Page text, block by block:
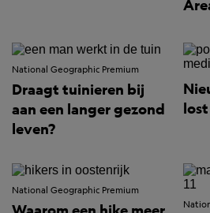
National Geographic Premium
Draagt tuinieren bij
aan een langer gezond
leven?
National Geographic Premium